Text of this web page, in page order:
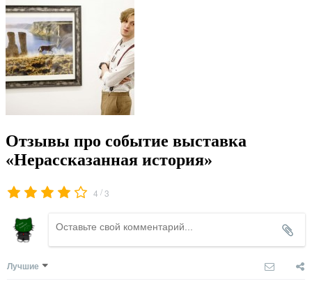
Отзывы про событие выставка
«Нерассказанная история»
4 /3
Лучшие